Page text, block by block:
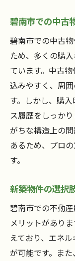
碧南市での中古
碧南市での中古
ため、多くの購
ています。中古
込みやすく、周
す。しかし、購
ス履歴をしっか
がちな構造上の
あるため、プロ
す。
新築物件の選択
碧南市での不動
メリットがあり
えており、エネ
が可能です。ま